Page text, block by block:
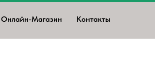
Онлайн-Магазин Контакты